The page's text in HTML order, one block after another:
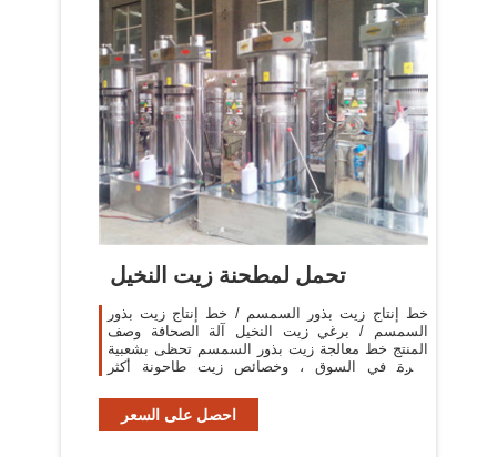
تحمل لمطحنة زيت النخيل
خط إنتاج زيت بذور السمسم / خط إنتاج زيت بذور
السمسم / برغي زيت النخيل آلة الصحافة وصف
المنتج خط معالجة زيت بذور السمسم تحظى بشعبية
كبيرة في السوق ، وخصائص زيت طاحونة أكثر
احصل على السعر